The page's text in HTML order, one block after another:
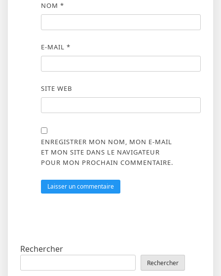
NOM *
E-MAIL *
SITE WEB
ENREGISTRER MON NOM, MON E-MAIL
ET MON SITE DANS LE NAVIGATEUR
POUR MON PROCHAIN COMMENTAIRE.
Rechercher
Rechercher